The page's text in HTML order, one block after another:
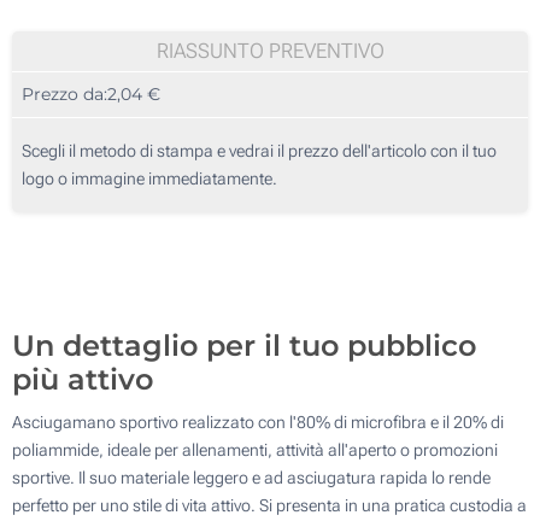
3 Colori (Sul telo)
Transfer digitale full color (Sul telo)
20
50
100
RIASSUNTO PREVENTIVO
Prezzo da:2,04 €
Scegli il metodo di stampa e vedrai il prezzo dell'articolo con il tuo
logo o immagine immediatamente.
Un dettaglio per il tuo pubblico
più attivo
Asciugamano sportivo realizzato con l'80% di microfibra e il 20% di
poliammide, ideale per allenamenti, attività all'aperto o promozioni
sportive. Il suo materiale leggero e ad asciugatura rapida lo rende
perfetto per uno stile di vita attivo. Si presenta in una pratica custodia a